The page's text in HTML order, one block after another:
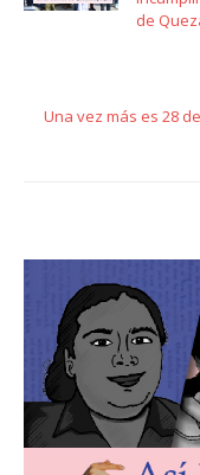
de
Una vez más es 28